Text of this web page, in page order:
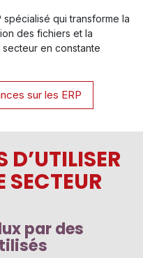
spécialisé qui transforme la
des fichiers et la
en constante
sur les ERP
D’UTILISER
SECTEUR
par des